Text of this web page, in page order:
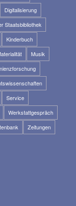
Digitalisierung
Staatsbibliothek
Kinderbuch
Musik
Service
Werkstattgespräch
Zeitungen